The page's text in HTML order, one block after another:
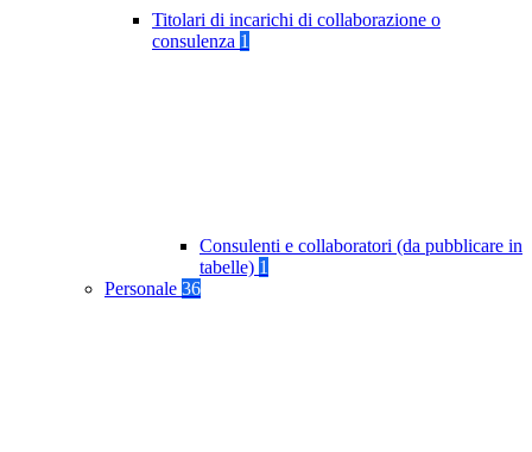
Titolari di incarichi di collaborazione o
consulenza 1
Consulenti e collaboratori (da pubblicare in
tabelle) 1
Personale 36